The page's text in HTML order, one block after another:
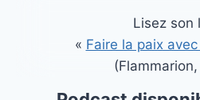
Lisez son
« Faire la paix